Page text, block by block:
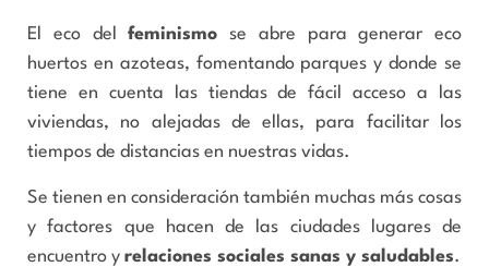
El eco delfeminismo se abre para generar eco
huertos en azoteas, fomentando parques y donde se
tiene en cuenta las tiendas de fácil acceso a las
viviendas, no alejadas de ellas, para facilitar los
tiempos de distancias en nuestras vidas.
Se tienen en consideración también muchas más cosas
y factores que hacen de las ciudades lugares de
encuentro y relaciones sociales sanas y saludables.